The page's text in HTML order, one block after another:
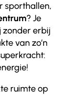
sporthallen,
? Je
zonder erbij
van zo’n
ruimte op